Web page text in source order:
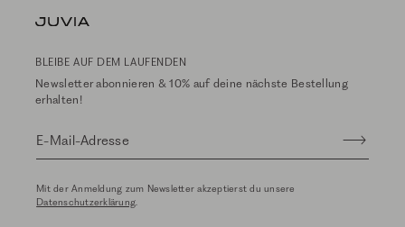
BLEIBE AUF DEM LAUFENDEN
Newsletter abonnieren & 10% auf deine nächste Bestellung
erhalten!
E-Mail-Adresse
Mit der Anmeldung zum Newsletter akzeptierst du unsere
Datenschutzerklärung.